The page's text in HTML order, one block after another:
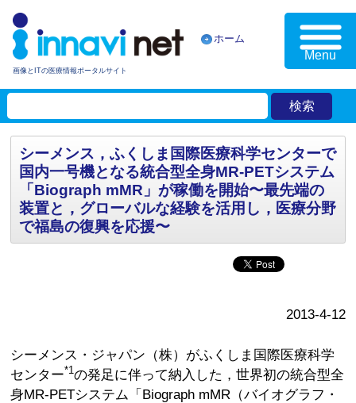
画像とITの医療情報ポータルサイト
ホーム
Menu
シーメンス，ふくしま国際医療科学センターで
国内一号機となる統合型全身MR-PETシステム
「Biograph mMR」が稼働を開始〜最先端の
装置と，グローバルな経験を活用し，医療分野
で福島の復興を応援〜
2013-4-12
シーメンス・ジャパン（株）がふくしま国際医療科学
センター*1の発足に伴って納入した，世界初の統合型全
身MR-PETシステム「Biograph mMR（バイオグラフ・